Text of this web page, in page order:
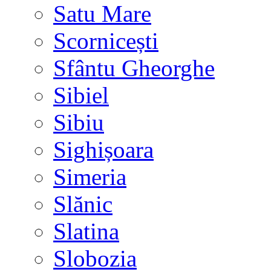
Satu Mare
Scornicești
Sfântu Gheorghe
Sibiel
Sibiu
Sighișoara
Simeria
Slănic
Slatina
Slobozia